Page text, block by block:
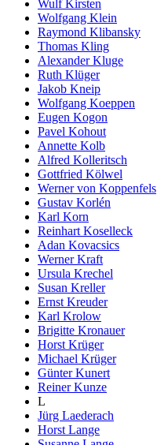
Wulf Kirsten
Wolfgang Klein
Raymond Klibansky
Thomas Kling
Alexander Kluge
Ruth Klüger
Jakob Kneip
Wolfgang Koeppen
Eugen Kogon
Pavel Kohout
Annette Kolb
Alfred Kolleritsch
Gottfried Kölwel
Werner von Koppenfels
Gustav Korlén
Karl Korn
Reinhart Koselleck
Adan Kovacsics
Werner Kraft
Ursula Krechel
Susan Kreller
Ernst Kreuder
Karl Krolow
Brigitte Kronauer
Horst Krüger
Michael Krüger
Günter Kunert
Reiner Kunze
L
Jürg Laederach
Horst Lange